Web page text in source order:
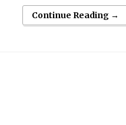
Continue Reading →